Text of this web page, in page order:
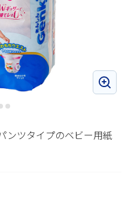
ンツタイプのベビー用紙